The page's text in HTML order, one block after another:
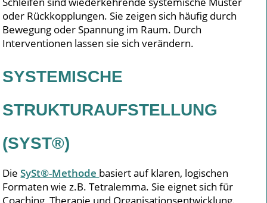
oder Rückkopplungen. Sie zeigen sich häufig durch
Bewegung oder Spannung im Raum. Durch
Interventionen lassen sie sich verändern.
SYSTEMISCHE
STRUKTURAUFSTELLUNG
(SYST®)
DieSySt®-Methode basiert auf klaren, logischen
Formaten wie z.B. Tetralemma. Sie eignet sich für